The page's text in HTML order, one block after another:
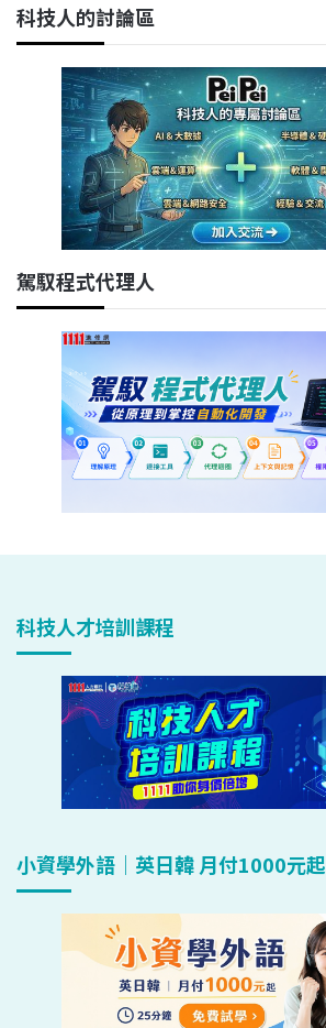
科技人的討論區
駕馭程式代理人
科技人才培訓課程
小資學外語｜英日韓 月付1000元起